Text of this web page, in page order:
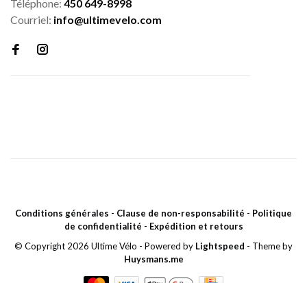
Téléphone: 450 649-8998
Courriel: info@ultimevelo.com
Conditions générales - Clause de non-responsabilité - Politique
de confidentialité - Expédition et retours
© Copyright 2026 Ultime Vélo - Powered by Lightspeed - Theme by
Huysmans.me